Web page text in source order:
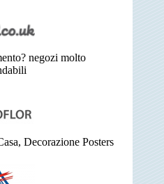
negozi molto
Decorazione Posters